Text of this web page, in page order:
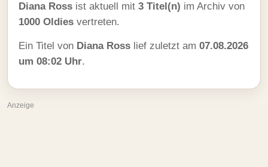
Diana Ross ist aktuell mit 3 Titel(n) im Archiv von
1000 Oldies vertreten.
Ein Titel von Diana Ross lief zuletzt am 07.08.2026
um 08:02 Uhr.
Anzeige